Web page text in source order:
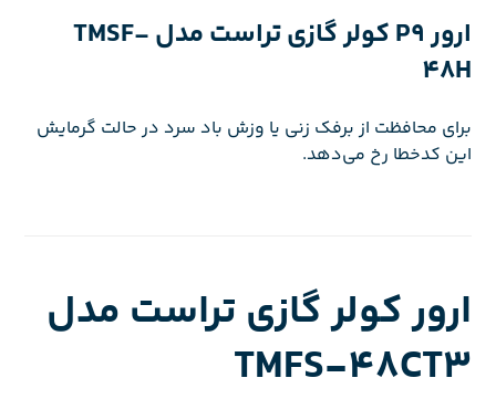
ارور P9 کولر گازی تراست مدل TMSF-
48H
برای محافظت از برفک زنی یا وزش باد سرد در حالت گرمایش
این کدخطا رخ می‌دهد.
ارور کولر گازی تراست مدل
TMFS-48CT3